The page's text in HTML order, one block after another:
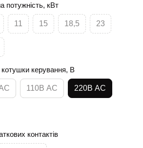
потужність, кВт
11 15 18,5 23
керування, В
110В АС 220В АС
контактів